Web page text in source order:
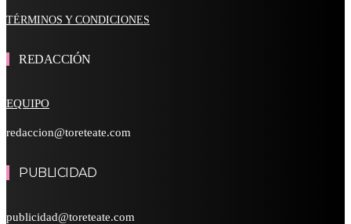
TÉRMINOS Y CONDICIONES
REDACCIÓN
EQUIPO
redaccion@toreteate.com
PUBLICIDAD
publicidad@toreteate.com